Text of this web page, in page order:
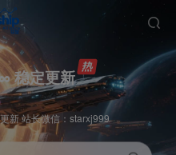
稳定更新
新 站长微信：starxj999